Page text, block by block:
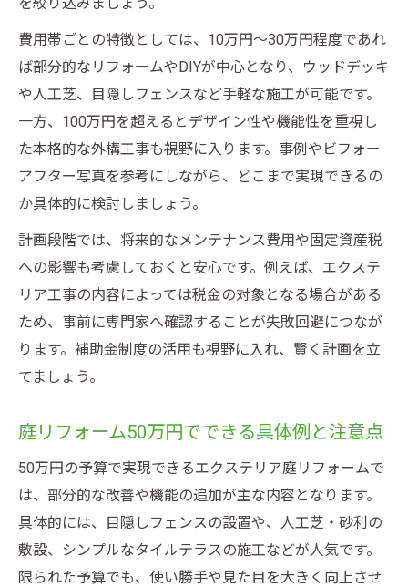
費用帯ごとの特徴としては、10万円〜30万円程度であれ
ば部分的なリフォームやDIYが中心となり、ウッドデッキ
や人工芝、目隠しフェンスなど手軽な施工が可能です。
一方、100万円を超えるとデザイン性や機能性を重視し
た本格的な外構工事も視野に入ります。事例やビフォー
アフター写真を参考にしながら、どこまで実現できるの
か具体的に検討しましょう。
計画段階では、将来的なメンテナンス費用や固定資産税
への影響も考慮しておくと安心です。例えば、エクステ
リア工事の内容によっては税金の対象となる場合がある
ため、事前に専門家へ確認することが失敗回避につなが
ります。補助金制度の活用も視野に入れ、賢く計画を立
てましょう。
庭リフォーム50万円でできる具体例と注意点
50万円の予算で実現できるエクステリア庭リフォームで
は、部分的な改善や機能の追加が主な内容となります。
具体的には、目隠しフェンスの設置や、人工芝・砂利の
敷設、シンプルなタイルテラスの施工などが人気です。
限られた予算でも、使い勝手や見た目を大きく向上させ